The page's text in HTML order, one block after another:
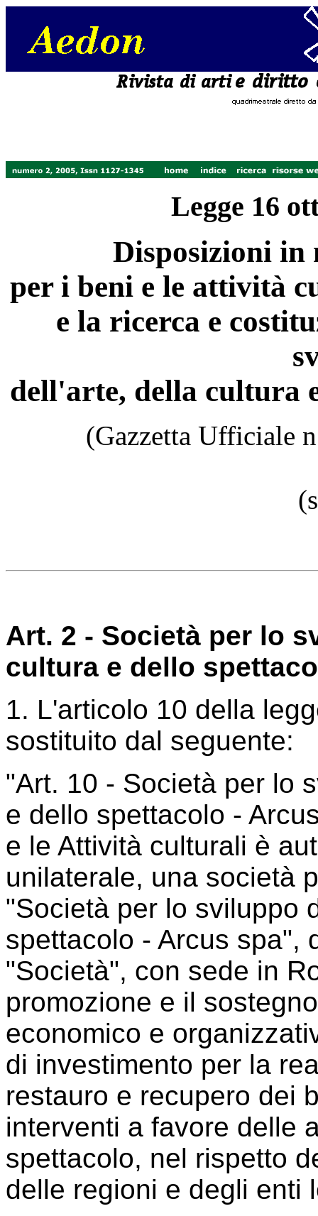
Legge 16
Disposizioni
per i beni e le attività
e la ricerca e
dell'arte, della cultura
(Gazzetta Ufficiale
Art. 2 - Società per lo
cultura e dello
1. L'articolo 10 della
sostituito dal seguente:
"Art. 10 - Società per lo
e dello spettacolo -
e le Attività culturali è
unilaterale, una società
"Società per lo sviluppo
spettacolo - Arcus spa",
"Società", con sede in
promozione e il
economico e
di investimento per la
restauro e recupero dei
interventi a favore delle
spettacolo, nel rispetto
delle regioni e degli enti